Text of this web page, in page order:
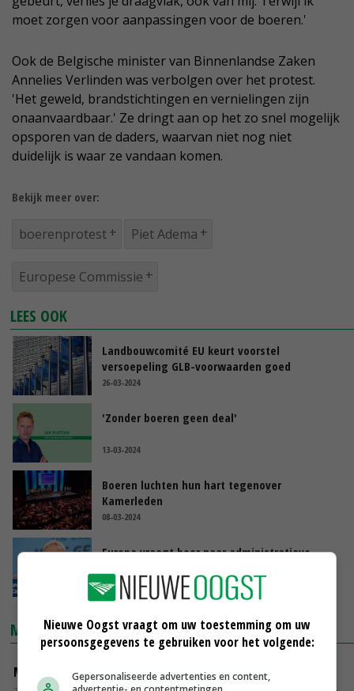
moet zorgen voor aanpassingen voor de boeren.'
Ook de Belgische minister van Binnenlandse Zaken
Annelies Verlinden was verbolgen over het protest.
'Het geweld, brandstichtingen en vernielingen zijn
onaanvaardbaar.' Ze dringt aan op het zo snel mogelijk
opsporen van de daders, waarvan niet nog niet
duidelijk is waar ze vandaan komen.
Bekijk meer over:
boerenprotest Piet Adema
Europese Commissie
LEES OOK
Landbouwcomité EU keurt voorstel
versoepeling GLB-voorwaarden goed
26-03-2024
'Zonder boeren geen deal'
13-03-2024
Boeren luchten hun hart tegenover
Kamerleden
08-03-2024
Europa vraagt boer naar administratieve
07-03-2024
MARKTPRIJZEN
Magere melkpoeder
Nieuwe Oogst vraagt om uw toestemming om uw
persoonsgegevens te gebruiken voor het volgende:
Gepersonaliseerde advertenties en content,